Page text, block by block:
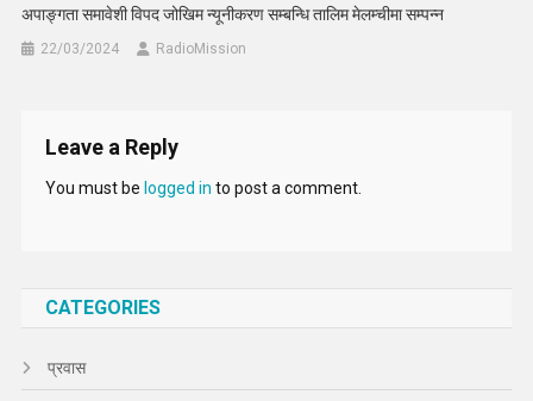
अपाङ्गता समावेशी विपद जोखिम न्यूनीकरण सम्बन्धि तालिम मेलम्चीमा सम्पन्न
22/03/2024 RadioMission
Leave a Reply
You must be logged in to post a comment.
CATEGORIES
प्रवास